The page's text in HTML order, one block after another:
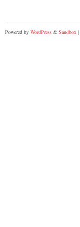
Powered by WordPress & Sandbox |